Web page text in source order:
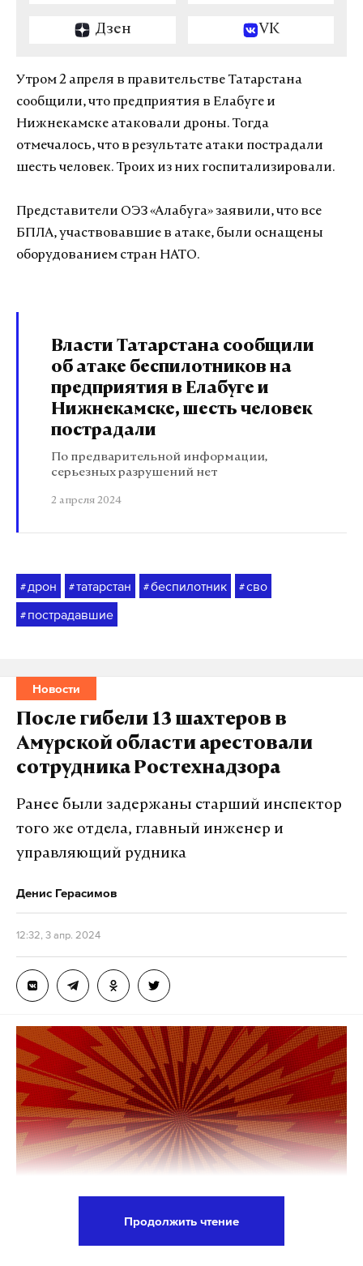
Дзен VK
Утром 2 апреля в правительстве Татарстана
сообщили, что предприятия в Елабуге и
Нижнекамске атаковали дроны. Тогда
отмечалось, что в результате атаки пострадали
шесть человек. Троих из них госпитализировали.
Представители ОЭЗ «Алабуга» заявили, что все
БПЛА, участвовавшие в атаке, были оснащены
оборудованием стран НАТО.
Власти Татарстана сообщили
об атаке беспилотников на
предприятия в Елабуге и
Нижнекамске, шесть человек
пострадали
По предварительной информации,
серьезных разрушений нет
2 апреля 2024
# дрон #татарстан #беспилотник #сво
# пострадавшие
Новости
После гибели 13 шахтеров в
Амурской области арестовали
сотрудника Ростехнадзора
Ранее были задержаны старший инспектор
того же отдела, главный инженер и
управляющий рудника
Денис Герасимов
12:32, 3 апр. 2024
Продолжить чтение